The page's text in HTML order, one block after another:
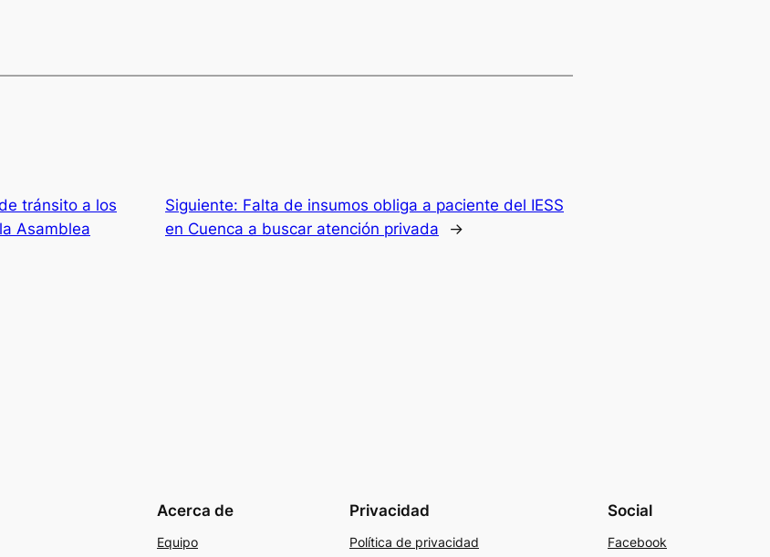
tránsito a los
Asamblea
Siguiente: Falta de insumos obliga a paciente del IESS
en Cuenca a buscar atención privada
→
Acerca de
Equipo
Privacidad
Política de privacidad
Social
Facebook